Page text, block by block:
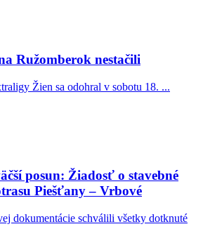
Ružomberok nestačili
Žien sa odohral v sobotu 18. ...
posun: Žiadosť o stavebné
Piešťany – Vrbové
dokumentácie schválili všetky dotknuté